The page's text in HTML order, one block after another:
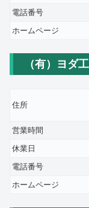
電話番号
ホームページ
（有）ヨダ
住所
営業時間
休業日
電話番号
ホームページ